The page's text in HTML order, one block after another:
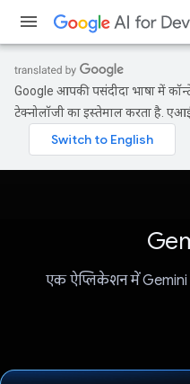
Google आपकी पसंदीदा भाषा में
टेक्नोलॉजी का इस्तेमाल करता है.
एक ऐप्लिकेशन में Gemini